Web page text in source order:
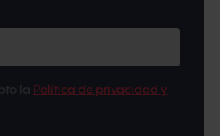
Política de privacidad y